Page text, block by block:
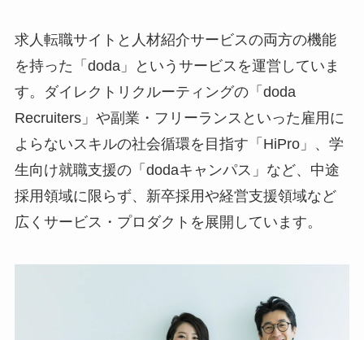
求人転職サイトと人材紹介サービスの両方の機能
を持った「doda」というサービスを運営していま
す。ダイレクトリクルーティングの「doda
Recruiters」や副業・フリーランスといった雇用に
よらないスキルの社会循環を目指す「HiPro」、学
生向け就職支援の「dodaキャンパス」など、中途
採用領域に限らず、新卒採用や経営支援領域など
広くサービス・プロダクトを展開しています。